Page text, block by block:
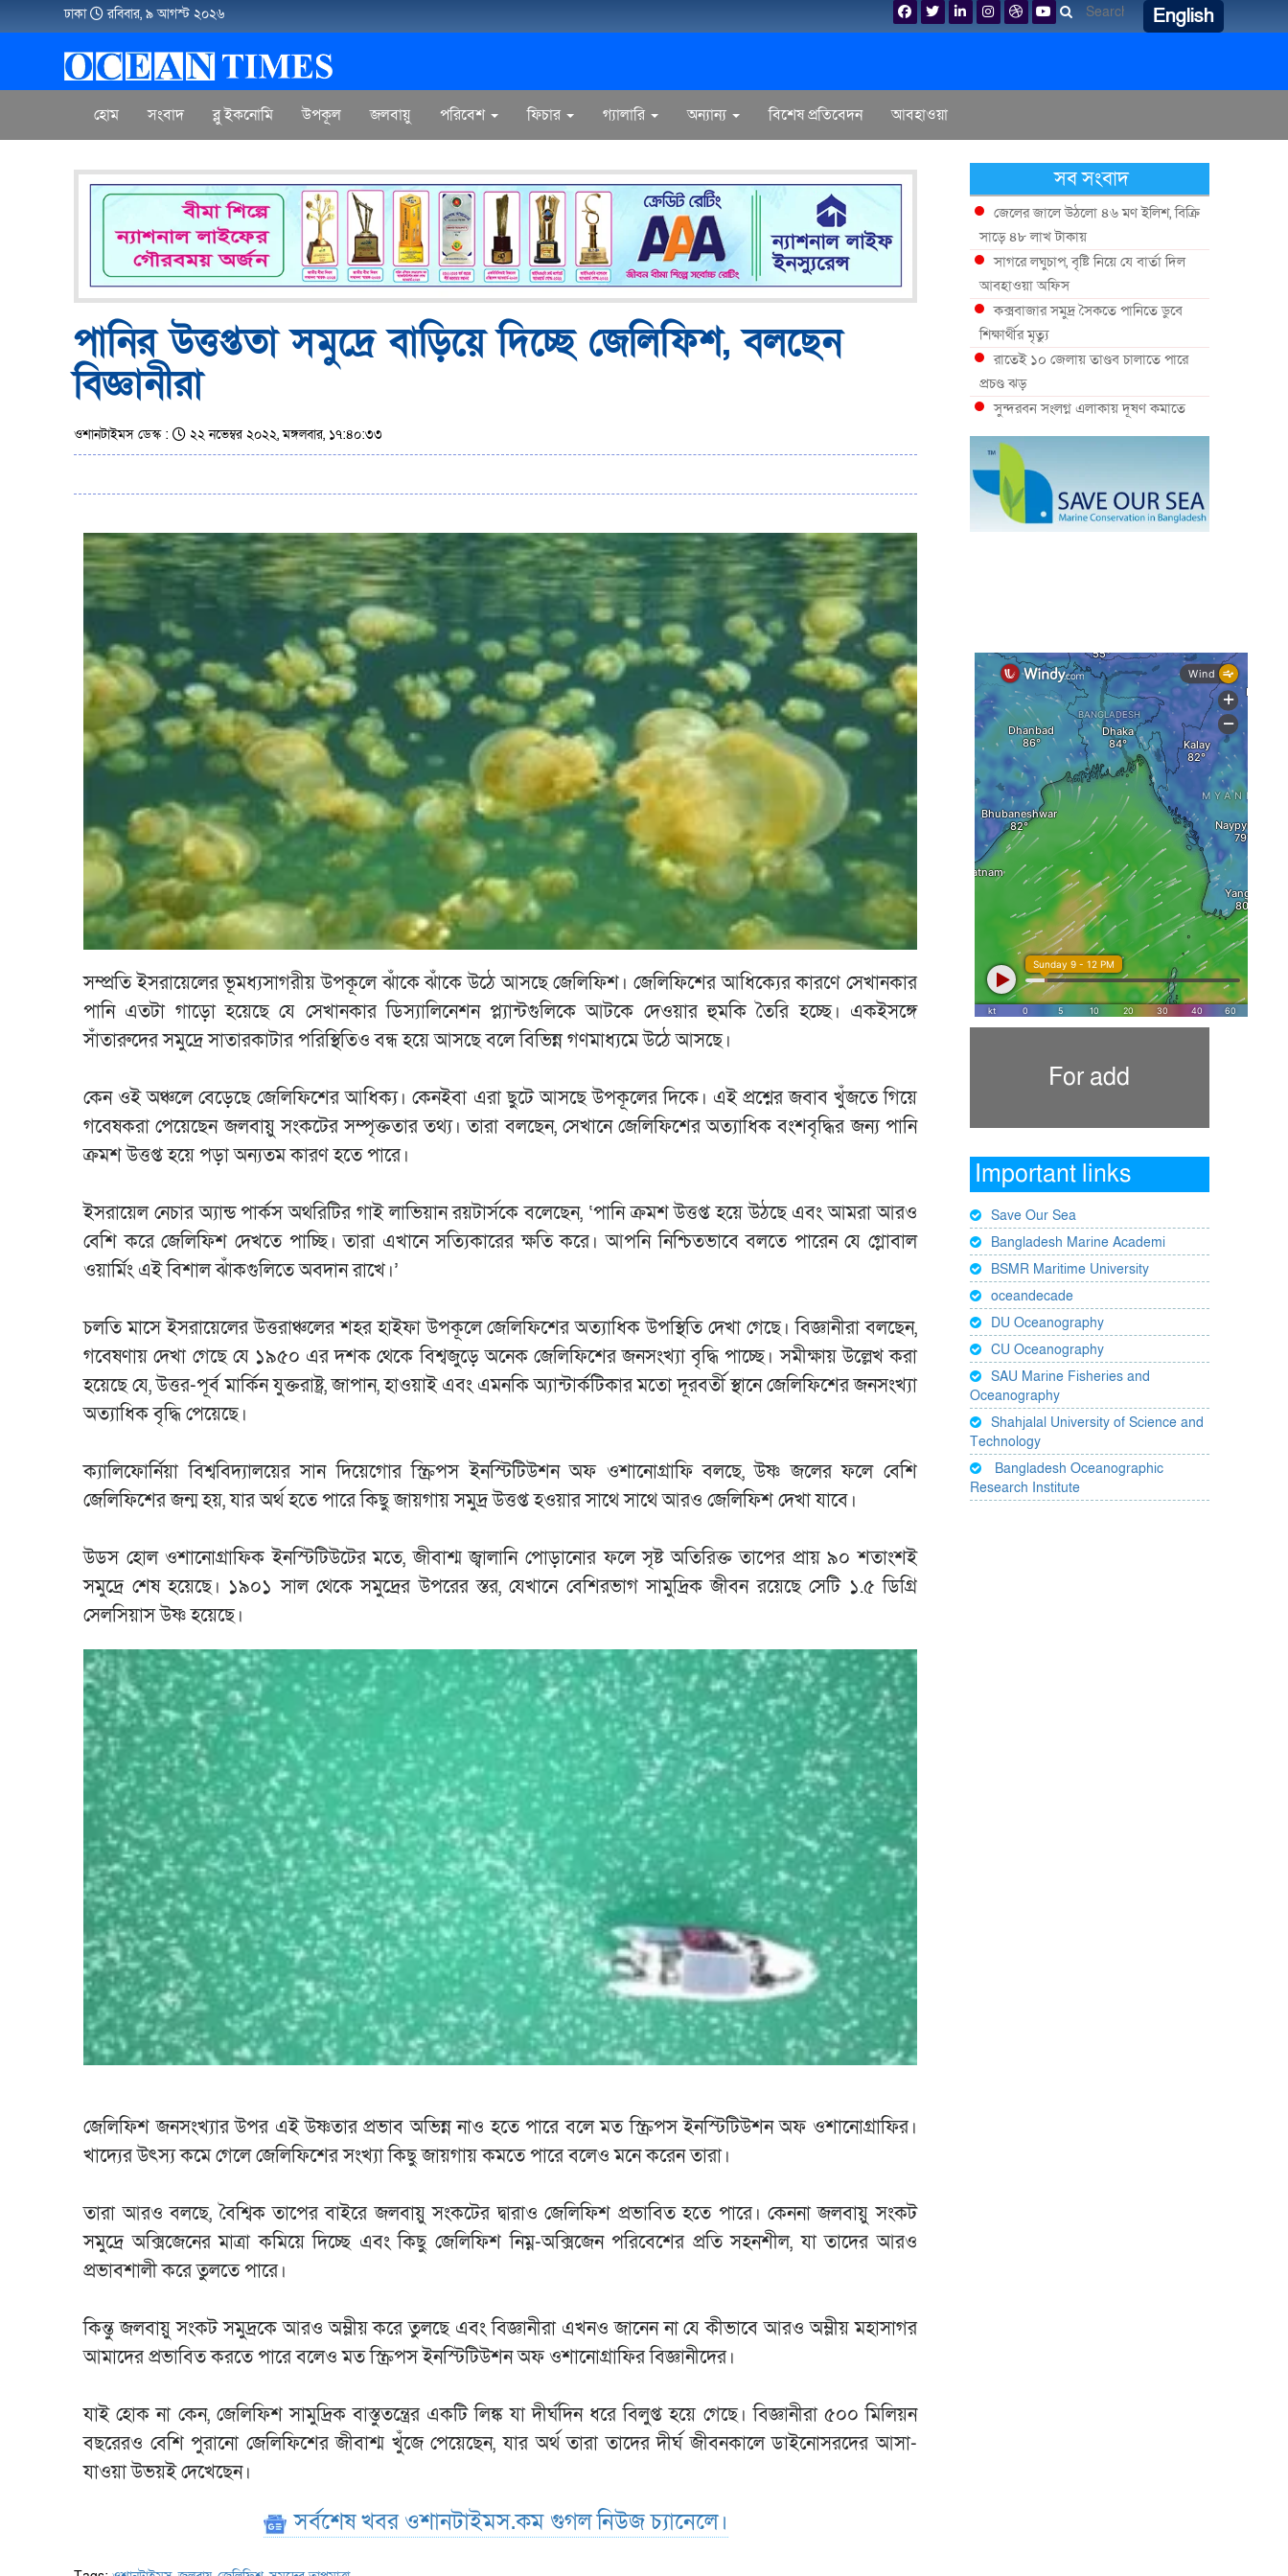
ঢাকা রবিবার, ৯ আগস্ট ২০২৬ English
হোম সংবাদ ব্লু ইকনোমি উপকূল জলবায়ু পরিবেশ ফিচার গ্যালারি অন্যান্য বিশেষ প্রতিবেদন আবহাওয়া
পানির উত্তপ্ততা সমুদ্রে বাড়িয়ে দিচ্ছে জেলিফিশ, বলছেন
বিজ্ঞানীরা
ওশানটাইমস ডেস্ক : ২২ নভেম্বর ২০২২, মঙ্গলবার, ১৭:৪০:৩৩
সম্প্রতি ইসরায়েলের ভূমধ্যসাগরীয় উপকূলে ঝাঁকে ঝাঁকে উঠে আসছে জেলিফিশ। জেলিফিশের আধিক্যের কারণে সেখানকার
পানি এতটা গাড়ো হয়েছে যে সেখানকার ডিস্যালিনেশন প্ল্যান্টগুলিকে আটকে দেওয়ার হুমকি তৈরি হচ্ছে। একইসঙ্গে
সাঁতারুদের সমুদ্রে সাতারকাটার পরিস্থিতিও বন্ধ হয়ে আসছে বলে বিভিন্ন গণমাধ্যমে উঠে আসছে।
কেন ওই অঞ্চলে বেড়েছে জেলিফিশের আধিক্য। কেনইবা এরা ছুটে আসছে উপকূলের দিকে। এই প্রশ্নের জবাব খুঁজতে গিয়ে
গবেষকরা পেয়েছেন জলবায়ু সংকটের সম্পৃক্ততার তথ্য। তারা বলছেন, সেখানে জেলিফিশের অত্যাধিক বংশবৃদ্ধির জন্য পানি
ক্রমশ উত্তপ্ত হয়ে পড়া অন্যতম কারণ হতে পারে।
ইসরায়েল নেচার অ্যান্ড পার্কস অথরিটির গাই লাভিয়ান রয়টার্সকে বলেছেন, ‘পানি ক্রমশ উত্তপ্ত হয়ে উঠছে এবং আমরা আরও
বেশি করে জেলিফিশ দেখতে পাচ্ছি। তারা এখানে সত্যিকারের ক্ষতি করে। আপনি নিশ্চিতভাবে বলতে পারেন যে গ্লোবাল
ওয়ার্মিং এই বিশাল ঝাঁকগুলিতে অবদান রাখে।’
চলতি মাসে ইসরায়েলের উত্তরাঞ্চলের শহর হাইফা উপকূলে জেলিফিশের অত্যাধিক উপস্থিতি দেখা গেছে। বিজ্ঞানীরা বলছেন,
গবেষণায় দেখা গেছে যে ১৯৫০ এর দশক থেকে বিশ্বজুড়ে অনেক জেলিফিশের জনসংখ্যা বৃদ্ধি পাচ্ছে। সমীক্ষায় উল্লেখ করা
হয়েছে যে, উত্তর-পূর্ব মার্কিন যুক্তরাষ্ট্র, জাপান, হাওয়াই এবং এমনকি অ্যান্টার্কটিকার মতো দূরবর্তী স্থানে জেলিফিশের জনসংখ্যা
অত্যাধিক বৃদ্ধি পেয়েছে।
ক্যালিফোর্নিয়া বিশ্ববিদ্যালয়ের সান দিয়েগোর স্ক্রিপস ইনস্টিটিউশন অফ ওশানোগ্রাফি বলছে, উষ্ণ জলের ফলে বেশি
জেলিফিশের জন্ম হয়, যার অর্থ হতে পারে কিছু জায়গায় সমুদ্র উত্তপ্ত হওয়ার সাথে সাথে আরও জেলিফিশ দেখা যাবে।
উডস হোল ওশানোগ্রাফিক ইনস্টিটিউটের মতে, জীবাশ্ম জ্বালানি পোড়ানোর ফলে সৃষ্ট অতিরিক্ত তাপের প্রায় ৯০ শতাংশই
সমুদ্রে শেষ হয়েছে। ১৯০১ সাল থেকে সমুদ্রের উপরের স্তর, যেখানে বেশিরভাগ সামুদ্রিক জীবন রয়েছে সেটি ১.৫ ডিগ্রি
সেলসিয়াস উষ্ণ হয়েছে।
জেলিফিশ জনসংখ্যার উপর এই উষ্ণতার প্রভাব অভিন্ন নাও হতে পারে বলে মত স্ক্রিপস ইনস্টিটিউশন অফ ওশানোগ্রাফির।
খাদ্যের উৎস্য কমে গেলে জেলিফিশের সংখ্যা কিছু জায়গায় কমতে পারে বলেও মনে করেন তারা।
তারা আরও বলছে, বৈশ্বিক তাপের বাইরে জলবায়ু সংকটের দ্বারাও জেলিফিশ প্রভাবিত হতে পারে। কেননা জলবায়ু সংকট
সমুদ্রে অক্সিজেনের মাত্রা কমিয়ে দিচ্ছে এবং কিছু জেলিফিশ নিম্ন-অক্সিজেন পরিবেশের প্রতি সহনশীল, যা তাদের আরও
প্রভাবশালী করে তুলতে পারে।
কিন্তু জলবায়ু সংকট সমুদ্রকে আরও অম্লীয় করে তুলছে এবং বিজ্ঞানীরা এখনও জানেন না যে কীভাবে আরও অম্লীয় মহাসাগর
আমাদের প্রভাবিত করতে পারে বলেও মত স্ক্রিপস ইনস্টিটিউশন অফ ওশানোগ্রাফির বিজ্ঞানীদের।
যাই হোক না কেন, জেলিফিশ সামুদ্রিক বাস্তুতন্ত্রের একটি লিঙ্ক যা দীর্ঘদিন ধরে বিলুপ্ত হয়ে গেছে। বিজ্ঞানীরা ৫০০ মিলিয়ন
বছরেরও বেশি পুরানো জেলিফিশের জীবাশ্ম খুঁজে পেয়েছেন, যার অর্থ তারা তাদের দীর্ঘ জীবনকালে ডাইনোসরদের আসা-
যাওয়া উভয়ই দেখেছেন।
সর্বশেষ খবর ওশানটাইমস.কম গুগল নিউজ চ্যানেলে।
সব সংবাদ
জেলের জালে উঠলো ৪৬ মণ ইলিশ, বিক্রি
সাড়ে ৪৮ লাখ টাকায়
সাগরে লঘুচাপ, বৃষ্টি নিয়ে যে বার্তা দিল
আবহাওয়া অফিস
কক্সবাজার সমুদ্র সৈকতে পানিতে ডুবে
শিক্ষার্থীর মৃত্যু
রাতেই ১০ জেলায় তাণ্ডব চালাতে পারে
প্রচণ্ড ঝড়
সুন্দরবন সংলগ্ন এলাকায় দূষণ কমাতে
সমন্বিত বর্জ্য ব্যবস্থাপনার তাগিদ
বর্ষায় নতুন রূপে চলনবিল, নৌকাভ্রমণে
কাটছে অবকাশ
গভীর সমুদ্রে ধরা পড়া ৫৪ কেজির তবল
মাছ
দেশের ৫ জেলায় বন্যার শঙ্কা
For add
Important links
Save Our Sea
Bangladesh Marine Academi
BSMR Maritime University
oceandecade
DU Oceanography
CU Oceanography
SAU Marine Fisheries and
Oceanography
Shahjalal University of Science and
Technology
Bangladesh Oceanographic
Research Institute